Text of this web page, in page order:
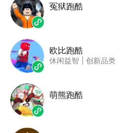
冤狱跑酷
欧比跑酷
休闲益智 创新品类
萌熊跑酷